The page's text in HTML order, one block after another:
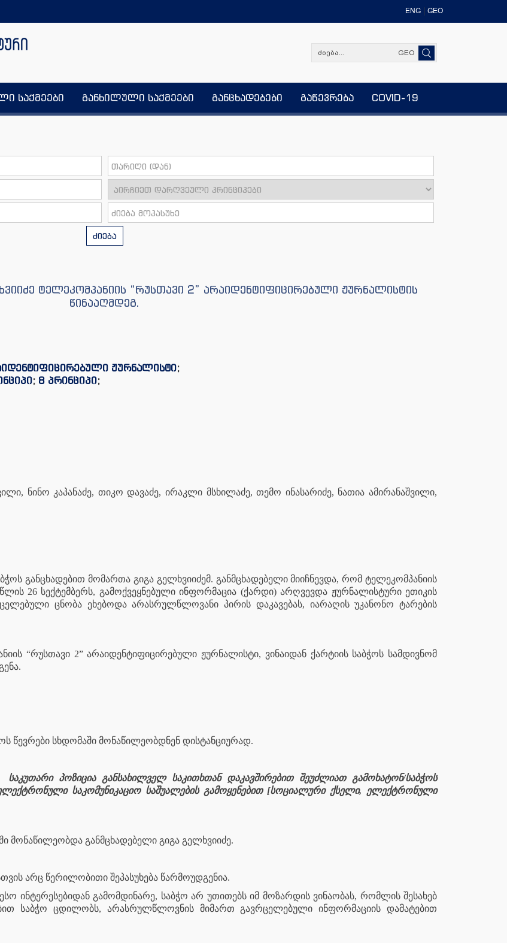
ENG GEO
GEO
საქმეები განხილული საქმეები განცხადებები გაწევრება COVID-19
ძიება
ტელეკომპანიის “რუსთავი 2” არაიდენტიფიცირებული ჟურნალისტის
წინააღმდეგ.
ჟურნალისტი;
; 8 პრინციპი;
ნინო კაპანაძე, თიკო დავაძე, ირაკლი მსხილაძე, თემო ინასარიძე, ნათია ამირანაშვილი,
განცხადებით მომართა გიგა გელხვიიძემ. განმცხადებელი მიიჩნევდა, რომ ტელეკომპანიის
26 სექტემბერს, გამოქვეყნებული ინფორმაცია (ქარდი) არღვევდა ჟურნალისტური ეთიკის
ცნობა ეხებოდა არასრულწლოვანი პირის დაკავებას, იარაღის უკანონო ტარების
“რუსთავი 2” არაიდენტიფიცირებული ჟურნალისტი, ვინაიდან ქარტიის საბჭოს სამდივნომ
წევრები სხდომაში მონაწილეობდნენ დისტანციურად.
საკუთარი პოზიცია განსახილველ საკითხთან დაკავშირებით შეუძლიათ გამოხატონ/საბჭოს
საკომუნიკაციო საშუალების გამოყენებით [სოციალური ქსელი, ელექტრონული
მონაწილეობდა განმცხადებელი გიგა გელხვიიძე.
არც წერილობითი შეპასუხება წარმოუდგენია.
ინტერესებიდან გამომდინარე, საბჭო არ უთითებს იმ მოზარდის ვინაობას, რომლის შესახებ
საბჭო ცდილობს, არასრულწლოვნის მიმართ გავრცელებული ინფორმაციის დამატებით